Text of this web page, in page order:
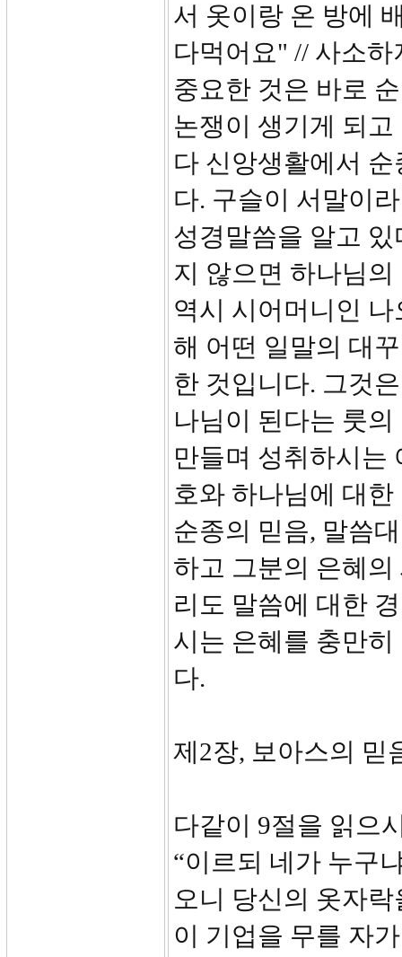
서 옷이랑 온 방에
다먹어요" // 사소
중요한 것은 바로
논쟁이 생기게 되
다 신앙생활에서
다. 구슬이 서말이
성경말씀을 알고
지 않으면 하나님
역시 시어머니인
해 어떤 일말의 대
한 것입니다. 그것
나님이 된다는 룻
만들며 성취하시는
호와 하나님에 대
순종의 믿음, 말씀
하고 그분의 은혜
리도 말씀에 대한
시는 은혜를 충만
다.
제2장, 보아스의 믿
다같이 9절을 읽으
“이르되 네가 누구
오니 당신의 옷자
이 기업을 무를 자